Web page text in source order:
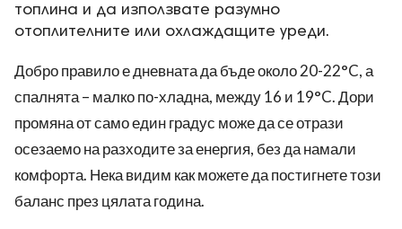
топлина и да използвате разумно
отоплителните или охлаждащите уреди.
Добро правило е дневната да бъде около 20-22°C, а
спалнята – малко по-хладна, между 16 и 19°C. Дори
промяна от само един градус може да се отрази
осезаемо на разходите за енергия, без да намали
комфорта. Нека видим как можете да постигнете този
баланс през цялата година.